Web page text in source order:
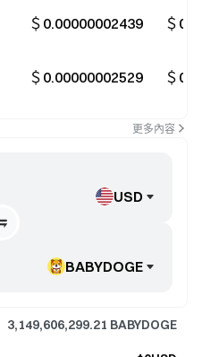
＄0.00000002439 ＄
＄0.00000002529 ＄
更多內容
BABYDOGE
USD
3,149,606,299.21 BABYDOGE